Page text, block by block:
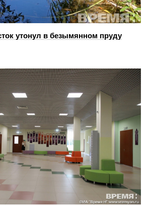
утонул в безымянном пруду